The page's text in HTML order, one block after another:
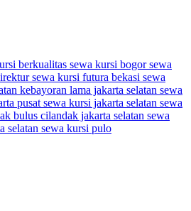
berkualitas sewa kursi bogorsewa
sewa kursi futura bekasi sewa
kebayoran lama jakarta selatan sewa
pusat sewa kursi jakarta selatan sewa
bulus cilandak jakarta selatan sewa
selatan sewa kursi pulo